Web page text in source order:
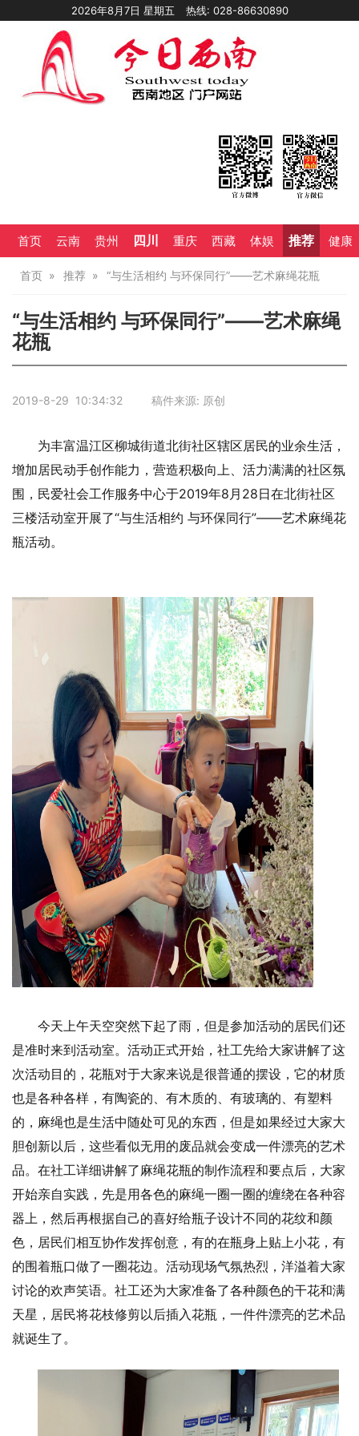
2026年8月7日 星期五 热线: 028-86630890
首页 云南 贵州 四川 重庆 西藏 体娱 推荐 健康
首页 推荐 “与生活相约 与环保同行”——艺术麻绳花瓶
“与生活相约 与环保同行”——艺术麻绳
花瓶
2019-8-29 10:34:32 稿件来源: 原创
为丰富温江区柳城街道北街社区辖区居民的业余生活，
增加居民动手创作能力，营造积极向上、活力满满的社区氛
围，民爱社会工作服务中心于2019年8月28日在北街社区
三楼活动室开展了“与生活相约 与环保同行”——艺术麻绳花
瓶活动。
今天上午天空突然下起了雨，但是参加活动的居民们还
是准时来到活动室。活动正式开始，社工先给大家讲解了这
次活动目的，花瓶对于大家来说是很普通的摆设，它的材质
也是各种各样，有陶瓷的、有木质的、有玻璃的、有塑料
的，麻绳也是生活中随处可见的东西，但是如果经过大家大
胆创新以后，这些看似无用的废品就会变成一件漂亮的艺术
品。在社工详细讲解了麻绳花瓶的制作流程和要点后，大家
开始亲自实践，先是用各色的麻绳一圈一圈的缠绕在各种容
器上，然后再根据自己的喜好给瓶子设计不同的花纹和颜
色，居民们相互协作发挥创意，有的在瓶身上贴上小花，有
的围着瓶口做了一圈花边。活动现场气氛热烈，洋溢着大家
讨论的欢声笑语。社工还为大家准备了各种颜色的干花和满
天星，居民将花枝修剪以后插入花瓶，一件件漂亮的艺术品
就诞生了。